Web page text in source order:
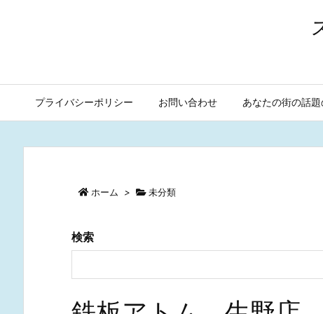
プライバシーポリシー お問い合わせ あなたの街の話題
ホーム > 未分類
検索